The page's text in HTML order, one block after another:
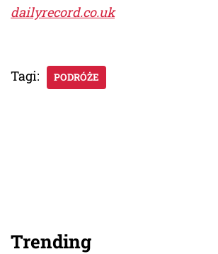
dailyrecord.co.uk
Tagi: PODRÓŻE
Trending